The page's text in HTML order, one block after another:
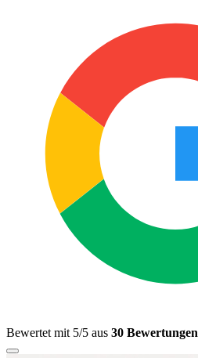
Bewertet mit 5/5 aus 30 Bewertungen